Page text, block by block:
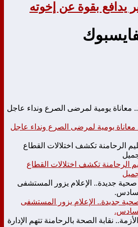
يدافع بقوة عن إخوته
معاناة يومية لمرضى الصرع ونداء عاجل
الرحامنة تكشف اختلالات القطاع
جديدة.. الإعلام يزور المستشفى